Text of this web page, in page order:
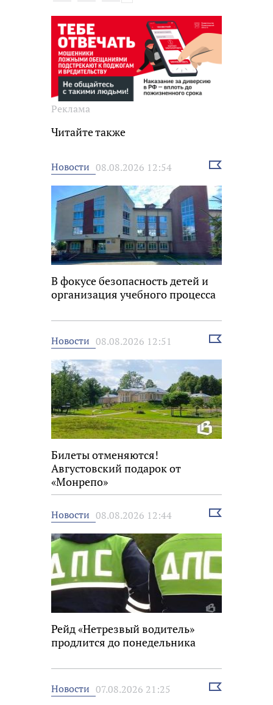
Реклама
Читайте также
Новости 08.08.2026 12:54
Выбрать
В фокусе безопасность детей и
организация учебного процесса
Новости 08.08.2026 12:51
Выбрать
Билеты отменяются!
Августовский подарок от
«Монрепо»
Новости 08.08.2026 12:44
Выбрать
Рейд «Нетрезвый водитель»
продлится до понедельника
Новости 07.08.2026 21:25
Выбрать